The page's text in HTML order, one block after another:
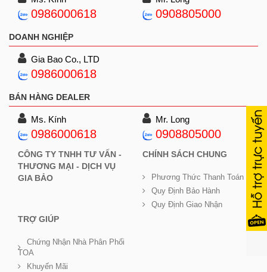
0986000618 0908805000
DOANH NGHIỆP
Gia Bao Co., LTD
0986000618
BÁN HÀNG DEALER
Ms. Kính
0986000618
Mr. Long
0908805000
CÔNG TY TNHH TƯ VẤN -
THƯƠNG MẠI - DỊCH VỤ
GIA BẢO
CHÍNH SÁCH CHUNG
Phương Thức Thanh Toán
Quy Định Bảo Hành
Quy Định Giao Nhận
TRỢ GIÚP
Chứng Nhận Nhà Phân Phối
TOA
Khuyến Mãi